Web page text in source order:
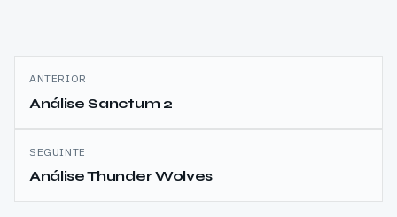
Navegação
de
artigos
ANTERIOR
Análise Sanctum 2
SEGUINTE
Análise Thunder Wolves